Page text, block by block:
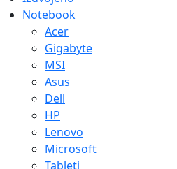
Notebook
Acer
Gigabyte
MSI
Asus
Dell
HP
Lenovo
Microsoft
Tableti